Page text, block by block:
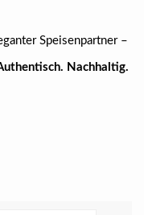
Speisenpartner –
Nachhaltig.